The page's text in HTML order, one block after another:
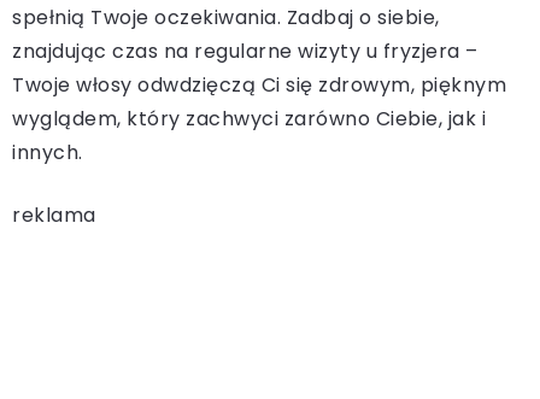
spełnią Twoje oczekiwania. Zadbaj o siebie,
znajdując czas na regularne wizyty u fryzjera –
Twoje włosy odwdzięczą Ci się zdrowym, pięknym
wyglądem, który zachwyci zarówno Ciebie, jak i
innych.
reklama